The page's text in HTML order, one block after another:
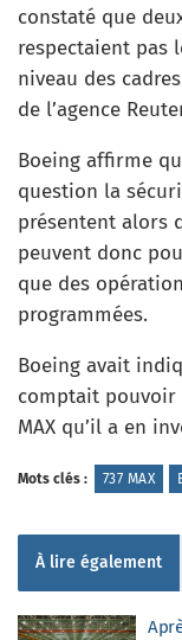
constaté que
respectaient pas
niveau des
de l’agence
Boeing affirme
question la
présentent alors
peuvent donc
que des
programmées.
Boeing avait
comptait pouvoir
MAX qu’il a en
Mots clés : 737 MAX
À lire également